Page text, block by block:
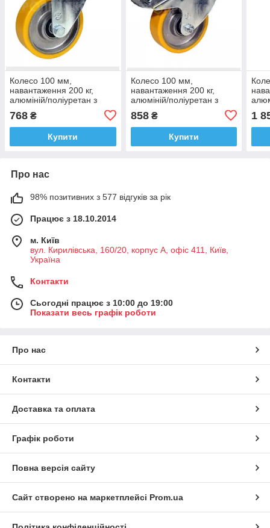
Колесо 100 мм,
навантаження 200 кг,
алюміній/поліуретан з
поворотним кронштейном
768 ₴
Купити
Колесо 100 мм,
навантаження 200 кг,
алюміній/поліуретан з
кронштейном і гальмом
858₴
Купити
1
Про нас
98% позитивних з 577 відгуків за рік
Працює з 18.10.2014
м. Київ
вул. Кирилівська, 160/20, корпус А, офіс 411, Київ,
Україна
Контакти
Сьогодні працює з 10:00 до 19:00
Показати весь графік роботи
Про нас
Контакти
Доставка та оплата
Графік роботи
Повна версія сайту
Сайт створено на маркетплейсі Prom.ua